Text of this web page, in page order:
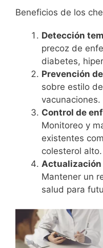
Beneficios de los
Detección
precoz de
diabetes,
Prevención
sobre estilo
vacunaciones.
Control de
Monitoreo y
existentes
colesterol alto.
Mantener un
salud para